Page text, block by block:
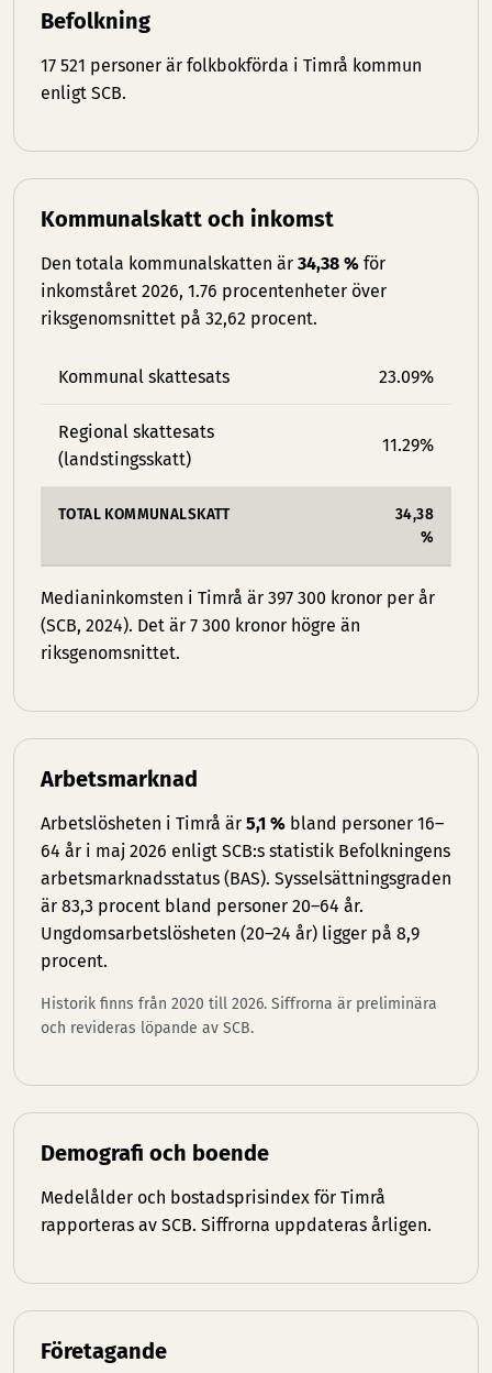
Befolkning
17 521 personer är folkbokförda i Timrå kommun
enligt SCB.
Kommunalskatt och inkomst
Den totala kommunalskatten är 34,38 % för
inkomståret 2026, 1.76 procentenheter över
riksgenomsnittet på 32,62 procent.
Kommunal skattesats 23.09%
Regional skattesats
(landstingsskatt)
11.29%
TOTAL KOMMUNALSKATT
34,38
%
Medianinkomsten i Timrå är 397 300 kronor per år
(SCB, 2024). Det är 7 300 kronor högre än
riksgenomsnittet.
Arbetsmarknad
Arbetslösheten i Timrå är 5,1 % bland personer 16–
64 år i maj 2026 enligt SCB:s statistik Befolkningens
arbetsmarknadsstatus (BAS). Sysselsättningsgraden
är 83,3 procent bland personer 20–64 år.
Ungdomsarbetslösheten (20–24 år) ligger på 8,9
procent.
Historik finns från 2020 till 2026. Siffrorna är preliminära
och revideras löpande av SCB.
Demografi och boende
Medelålder och bostadsprisindex för Timrå
rapporteras av SCB. Siffrorna uppdateras årligen.
Företagande